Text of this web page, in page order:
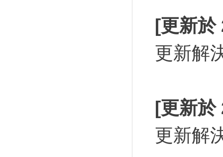
[更新
更新解
[更新
更新解